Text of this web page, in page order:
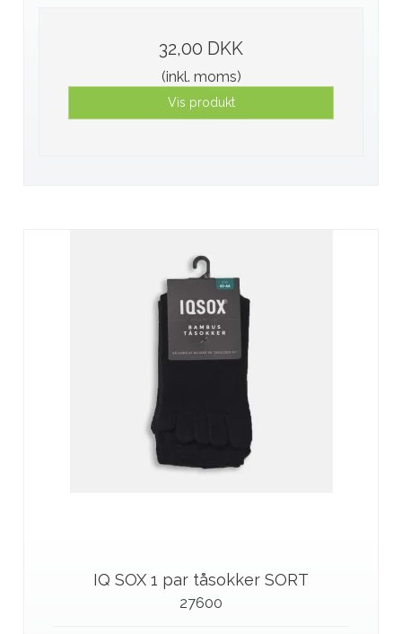
32,00 DKK
(inkl. moms)
Vis produkt
IQ SOX 1 par tåsokker SORT
27600